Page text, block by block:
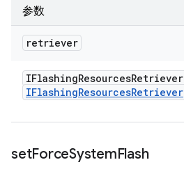
参数
retriever
IFlashingResourcesRetriever
IFlashingResourcesRetriever
setForceSystemFlash